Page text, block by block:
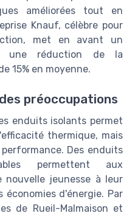
améliorées tout en
Knauf, célèbre pour
met en avant un
une réduction de la
15% en moyenne.
préoccupations
enduits isolants permet
thermique, mais
Des enduits
permettent aux
nouvelle jeunesse à leur
d'énergie. Par
de Rueil-Malmaison et